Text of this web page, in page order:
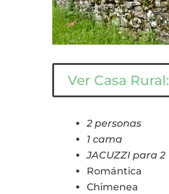
Ver Casa Rural:
2 personas
1 cama
JACUZZI para 2
Romántica
Chimenea